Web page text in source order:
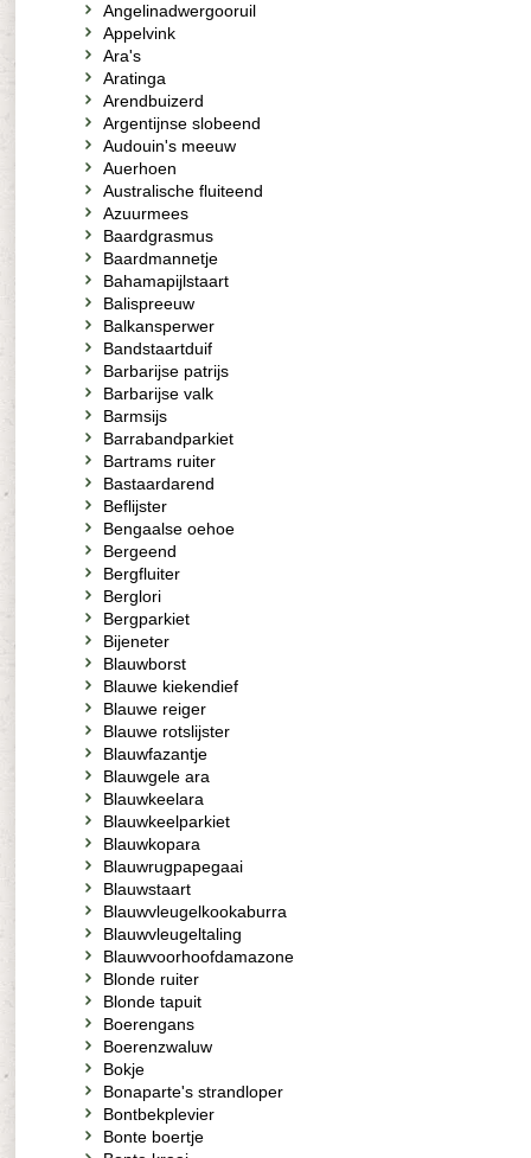
Angelinadwergooruil
Appelvink
Ara's
Aratinga
Arendbuizerd
Argentijnse slobeend
Audouin's meeuw
Auerhoen
Australische fluiteend
Azuurmees
Baardgrasmus
Baardmannetje
Bahamapijlstaart
Balispreeuw
Balkansperwer
Bandstaartduif
Barbarijse patrijs
Barbarijse valk
Barmsijs
Barrabandparkiet
Bartrams ruiter
Bastaardarend
Beflijster
Bengaalse oehoe
Bergeend
Bergfluiter
Berglori
Bergparkiet
Bijeneter
Blauwborst
Blauwe kiekendief
Blauwe reiger
Blauwe rotslijster
Blauwfazantje
Blauwgele ara
Blauwkeelara
Blauwkeelparkiet
Blauwkopara
Blauwrugpapegaai
Blauwstaart
Blauwvleugelkookaburra
Blauwvleugeltaling
Blauwvoorhoofdamazone
Blonde ruiter
Blonde tapuit
Boerengans
Boerenzwaluw
Bokje
Bonaparte's strandloper
Bontbekplevier
Bonte boertje